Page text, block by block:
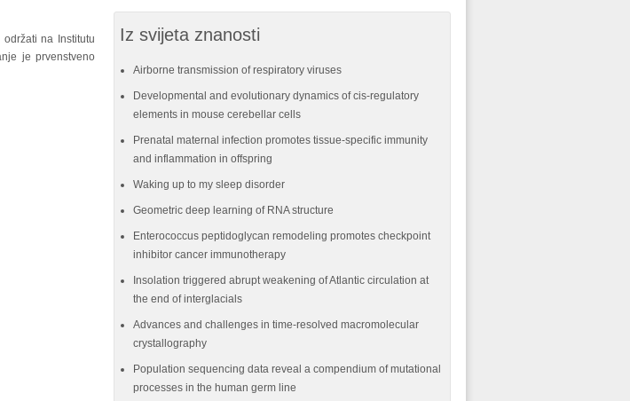
na Institutu
je prvenstveno
Iz svijeta znanosti
Airborne transmission of respiratory viruses
Developmental and evolutionary dynamics of cis-regulatory
elements in mouse cerebellar cells
Prenatal maternal infection promotes tissue-specific immunity
and inflammation in offspring
Waking up to my sleep disorder
Geometric deep learning of RNA structure
Enterococcus peptidoglycan remodeling promotes checkpoint
inhibitor cancer immunotherapy
Insolation triggered abrupt weakening of Atlantic circulation at
the end of interglacials
Advances and challenges in time-resolved macromolecular
crystallography
Population sequencing data reveal a compendium of mutational
processes in the human germ line